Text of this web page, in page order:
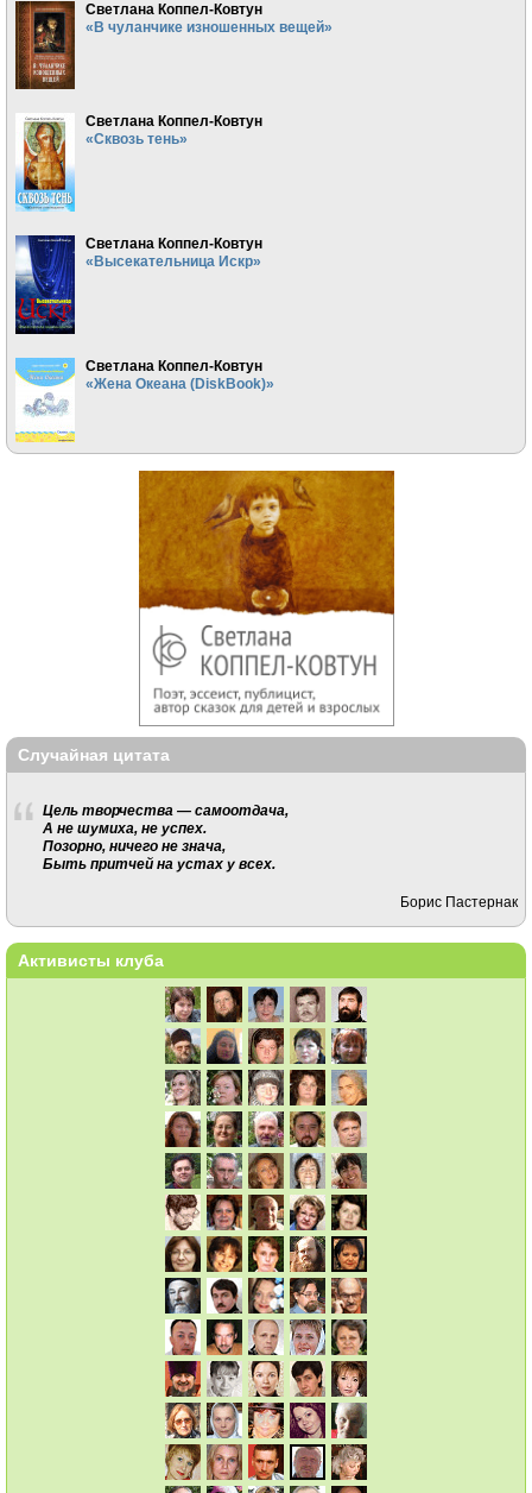
Светлана Коппел-Ковтун
«В чуланчике изношенных вещей»
Светлана Коппел-Ковтун
«Сквозь тень»
Светлана Коппел-Ковтун
«Высекательница Искр»
Светлана Коппел-Ковтун
«Жена Океана (DiskBook)»
Случайная цитата
Цель творчества — самоотдача,
А не шумиха, не успех.
Позорно, ничего не знача,
Быть притчей на устах у всех.
Борис Пастернак
Активисты клуба